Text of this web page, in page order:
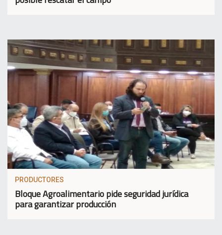
PRODUCTORES
Bloque Agroalimentario pide seguridad jurídica
para garantizar producción